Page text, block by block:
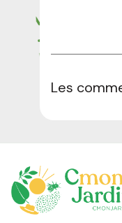
Les